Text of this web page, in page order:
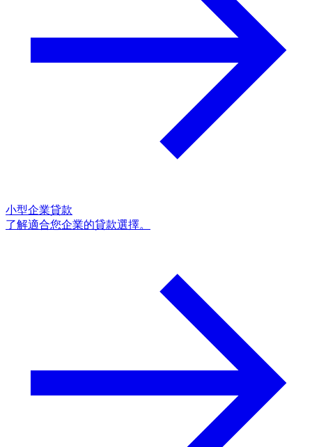
小型企業貸款
了解適合您企業的貸款選擇。